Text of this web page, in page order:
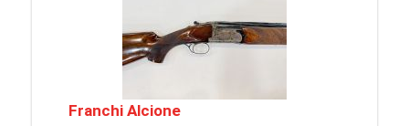
Franchi Alcione